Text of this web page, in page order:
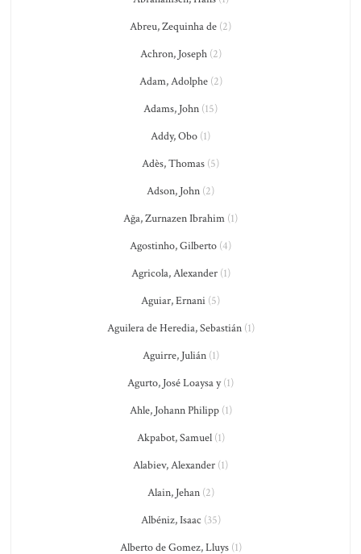
Abreu, Zequinha de (2)
Achron, Joseph(2)
Adam, Adolphe(2)
Adams, John (15)
Addy, Obo (1)
Adès, Thomas (5)
Adson, John (2)
Ağa, Zurnazen Ibrahim (1)
Agostinho, Gilberto (4)
Agricola, Alexander(1)
Aguiar, Ernani (5)
Aguilera de Heredia, Sebastián(1)
Aguirre, Julián(1)
Agurto, José Loaysa y(1)
Ahle, Johann Philipp(1)
Akpabot, Samuel(1)
Alabiev, Alexander (1)
Alain, Jehan(2)
Albéniz, Isaac (35)
Alberto de Gomez, Lluys(1)